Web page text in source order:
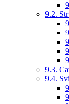
9.2.
9.3.
9.4.